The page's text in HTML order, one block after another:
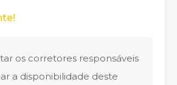
os corretores responsáveis
a disponibilidade deste